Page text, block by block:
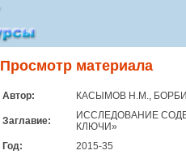
Просмотр материала
Автор: КАСЫМОВ Н.М.,
Заглавие:
ИССЛЕДОВАНИЕ
КЛЮЧИ»
Год:
2015-35